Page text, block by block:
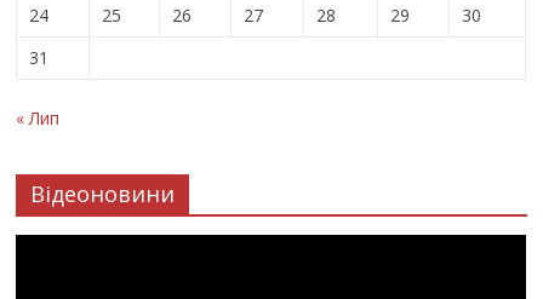
24
25 26 27 28 29
30
31
« Лип
Відеоновини